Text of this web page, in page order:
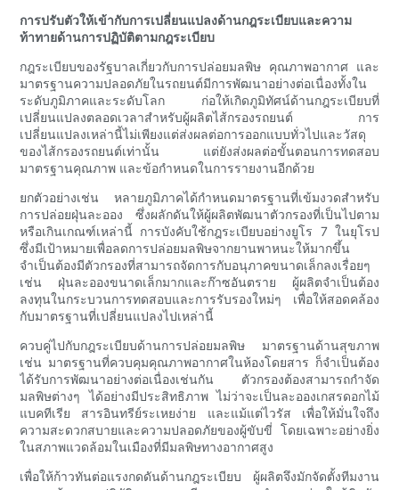
การปรับตัวให้เข้ากับการเปลี่ยนแปลงด้านกฎระเบียบและความ
ท้าทายด้านการปฏิบัติตามกฎระเบียบ
กฎระเบียบของรัฐบาลเกี่ยวกับการปล่อยมลพิษ คุณภาพอากาศ และ
มาตรฐานความปลอดภัยในรถยนต์มีการพัฒนาอย่างต่อเนื่องทั้งใน
ระดับภูมิภาคและระดับโลก ก่อให้เกิดภูมิทัศน์ด้านกฎระเบียบที่
เปลี่ยนแปลงตลอดเวลาสำหรับผู้ผลิตไส้กรองรถยนต์ การ
เปลี่ยนแปลงเหล่านี้ไม่เพียงแต่ส่งผลต่อการออกแบบทั่วไปและวัสดุ
ของไส้กรองรถยนต์เท่านั้น แต่ยังส่งผลต่อขั้นตอนการทดสอบ
มาตรฐานคุณภาพ และข้อกำหนดในการรายงานอีกด้วย
ยกตัวอย่างเช่น หลายภูมิภาคได้กำหนดมาตรฐานที่เข้มงวดสำหรับ
การปล่อยฝุ่นละออง ซึ่งผลักดันให้ผู้ผลิตพัฒนาตัวกรองที่เป็นไปตาม
หรือเกินเกณฑ์เหล่านี้ การบังคับใช้กฎระเบียบอย่างยูโร 7 ในยุโรป
ซึ่งมีเป้าหมายเพื่อลดการปล่อยมลพิษจากยานพาหนะให้มากขึ้น
จำเป็นต้องมีตัวกรองที่สามารถจัดการกับอนุภาคขนาดเล็กลงเรื่อยๆ
เช่น ฝุ่นละอองขนาดเล็กมากและก๊าซอันตราย ผู้ผลิตจำเป็นต้อง
ลงทุนในกระบวนการทดสอบและการรับรองใหม่ๆ เพื่อให้สอดคล้อง
กับมาตรฐานที่เปลี่ยนแปลงไปเหล่านี้
ควบคู่ไปกับกฎระเบียบด้านการปล่อยมลพิษ มาตรฐานด้านสุขภาพ
เช่น มาตรฐานที่ควบคุมคุณภาพอากาศในห้องโดยสาร ก็จำเป็นต้อง
ได้รับการพัฒนาอย่างต่อเนื่องเช่นกัน ตัวกรองต้องสามารถกำจัด
มลพิษต่างๆ ได้อย่างมีประสิทธิภาพ ไม่ว่าจะเป็นละอองเกสรดอกไม้
แบคทีเรีย สารอินทรีย์ระเหยง่าย และแม้แต่ไวรัส เพื่อให้มั่นใจถึง
ความสะดวกสบายและความปลอดภัยของผู้ขับขี่ โดยเฉพาะอย่างยิ่ง
ในสภาพแวดล้อมในเมืองที่มีมลพิษทางอากาศสูง
เพื่อให้ก้าวทันต่อแรงกดดันด้านกฎระเบียบ ผู้ผลิตจึงมักจัดตั้งทีมงาน